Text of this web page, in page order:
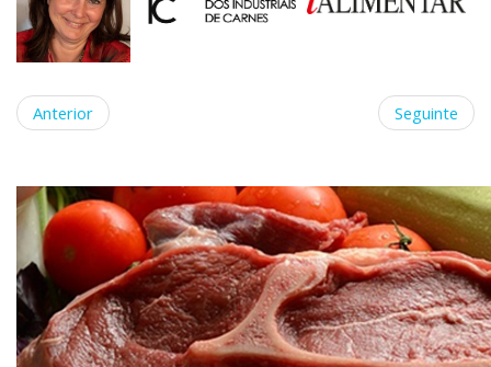
Anterior Seguinte